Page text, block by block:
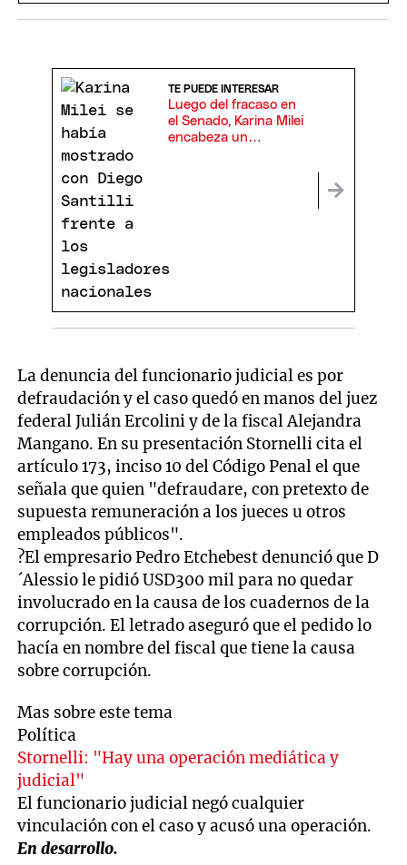
TE PUEDE INTERESAR
Luego del fracaso en
el Senado, Karina Milei
encabeza un
La denuncia del funcionario judicial es por
defraudación y el caso quedó en manos del juez
federal Julián Ercolini y de la fiscal Alejandra
Mangano. En su presentación Stornelli cita el
artículo 173, inciso 10 del Código Penal el que
señala que quien "defraudare, con pretexto de
supuesta remuneración a los jueces u otros
empleados públicos".
?El empresario Pedro Etchebest denunció que D
´Alessio le pidió USD300 mil para no quedar
involucrado en la causa de los cuadernos de la
corrupción. El letrado aseguró que el pedido lo
hacía en nombre del fiscal que tiene la causa
sobre corrupción.
Mas sobre este tema
Política
Stornelli: "Hay una operación mediática y
judicial"
El funcionario judicial negó cualquier
vinculación con el caso y acusó una operación.
En desarrollo.